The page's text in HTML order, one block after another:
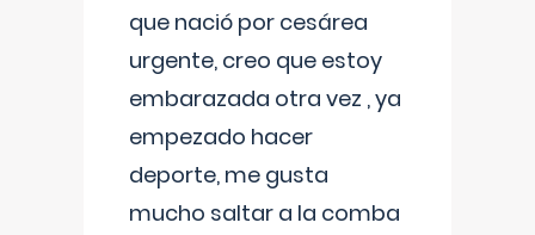
que nació por cesárea
urgente, creo que estoy
embarazada otra vez , ya
empezado hacer
deporte, me gusta
mucho saltar a la comba